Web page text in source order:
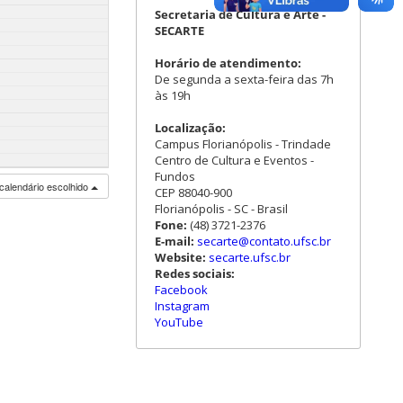
escolhido
Secretaria de Cultura e Arte -
SECARTE
Horário de atendimento:
De segunda a sexta-feira das 7h
às 19h
Localização:
Campus Florianópolis - Trindade
Centro de Cultura e Eventos -
Fundos
CEP 88040-900
Florianópolis - SC - Brasil
Fone: (48) 3721-2376
E-mail: secarte@contato.ufsc.br
Website: secarte.ufsc.br
Redes sociais:
Facebook
Instagram
YouTube